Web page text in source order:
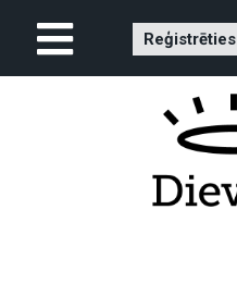
Reģistrēties